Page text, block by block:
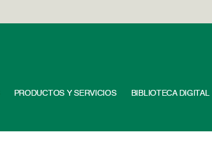
PRODUCTOS Y SERVICIOS BIBLIOTECA DIGITAL